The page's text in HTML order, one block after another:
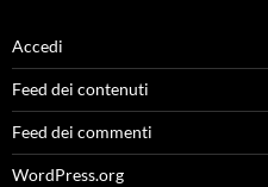
Accedi
Feed dei contenuti
Feed dei commenti
WordPress.org